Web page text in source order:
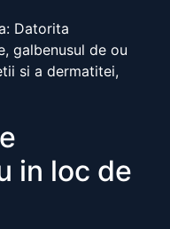
Datorita
galbenusul de ou
si a dermatitei,
in loc de